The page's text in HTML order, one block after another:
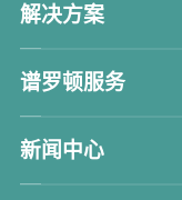
解决方案
谱罗顿服务
新闻中心